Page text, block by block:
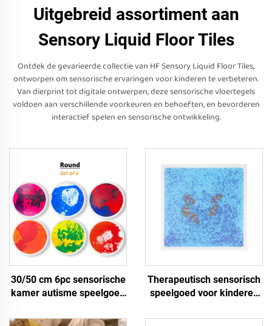
Uitgebreid assortiment aan
Sensory Liquid Floor Tiles
Ontdek de gevarieerde collectie van HF Sensory Liquid Floor Tiles,
ontworpen om sensorische ervaringen voor kinderen te verbeteren.
Van dierprint tot digitale ontwerpen, deze sensorische vloertegels
voldoen aan verschillende voorkeuren en behoeften, en bevorderen
interactief spelen en sensorische ontwikkeling.
30/50 cm 6pc sensorische
kamer autisme speelgoed
sensorische speelmat
Therapeutisch sensorisch
speelgoed voor kinderen
puzzel speelgoed voor